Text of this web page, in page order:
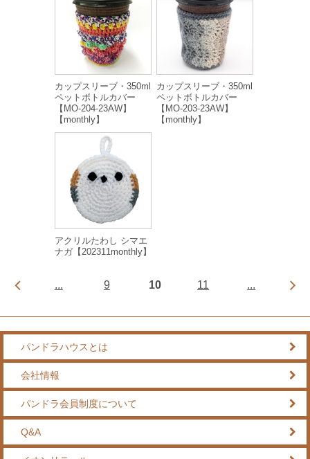
カップスリーブ・350ml
ペットボトルカバー
【MO-204-23AW】
【monthly】
カップスリーブ・350ml
ペットボトルカバー
【MO-203-23AW】
【monthly】
アクリルたわし シマエ
ナガ【202311monthly】
... 9 10 11 ...
パンドラハウスとは
会社情報
パンドラ会員制度について
Q&A